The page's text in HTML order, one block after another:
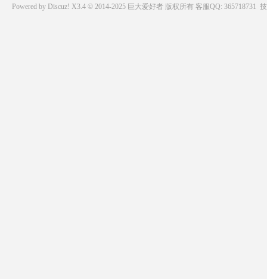
Powered by Discuz! X3.4 © 2014-2025 巨大爱好者版权所有 客服QQ: 365718731